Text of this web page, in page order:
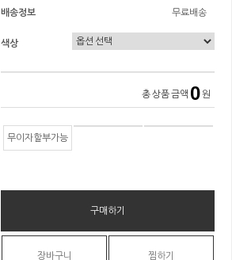
배송정보
무료배송
색상
총 상품 금액 0 원
무이자할부가능
구매하기
장바구니 찜하기